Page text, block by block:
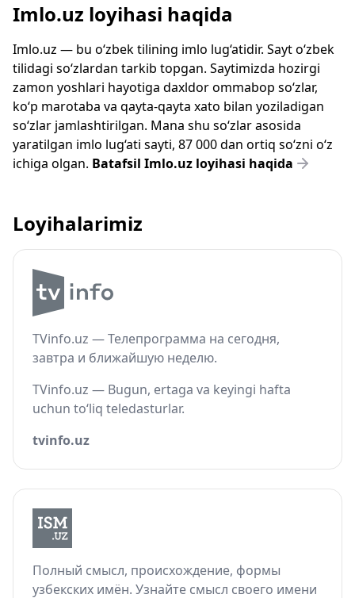
Imlo.uz loyihasi haqida
Imlo.uz — bu o‘zbek tilining imlo lug‘atidir. Sayt o‘zbek
tilidagi so‘zlardan tarkib topgan. Saytimizda hozirgi
zamon yoshlari hayotiga daxldor ommabop so‘zlar,
ko‘p marotaba va qayta-qayta xato bilan yoziladigan
so‘zlar jamlashtirilgan. Mana shu so‘zlar asosida
yaratilgan imlo lug‘ati sayti, 87 000 dan ortiq so‘zni o‘z
ichiga olgan. Batafsil Imlo.uz loyihasi haqida
Loyihalarimiz
TVinfo.uz — Телепрограмма на сегодня,
завтра и ближайшую неделю.
TVinfo.uz — Bugun, ertaga va keyingi hafta
uchun to‘liq teledasturlar.
tvinfo.uz
Полный смысл, происхождение, формы
узбекских имён. Узнайте смысл своего имени